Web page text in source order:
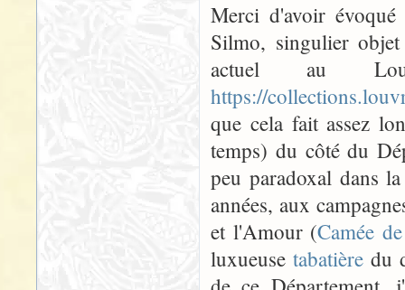
Merci d'avoir
Silmo, singulier
actuel au
https://
que cela fait assez
temps) du côté du
peu paradoxal dans
années, aux
et l'Amour (Camée
luxueuse tabatière du